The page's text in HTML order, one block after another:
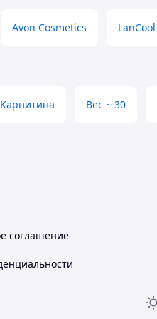
Avon Cosmetics LanCool
Карнитина Вес ~ 30
соглашение